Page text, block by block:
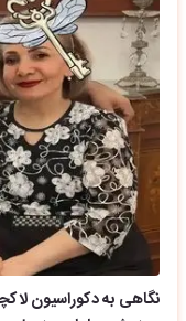
نگاهی به دکوراسیون